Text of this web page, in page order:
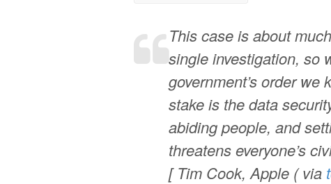
This case is about
single investigation, so
government’s order
stake is the data
abiding people, and
threatens everyone’s
[ Tim Cook, Apple ( via